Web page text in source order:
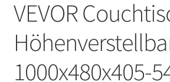
VEVOR
1000x480x405-